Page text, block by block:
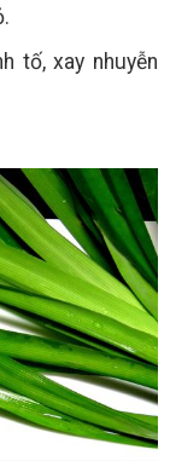
tố, xay nhuyễn